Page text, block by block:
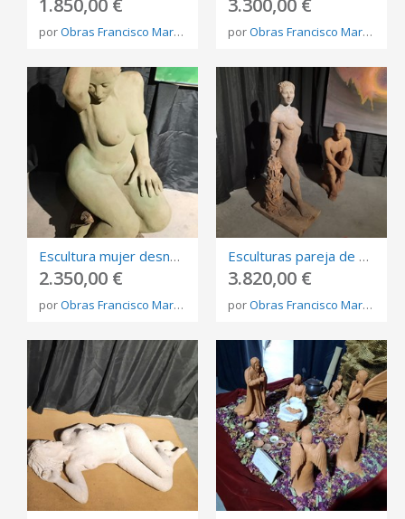
1.850,00 €
porObras Francisco Martínez Rojo
3.300,00 €
porObras Francisco Martínez Rojo
Escultura mujer desnuda
2.350,00 €
porObras Francisco Martínez Rojo
Esculturas pareja de arcilla
3.820,00 €
porObras Francisco Martínez Rojo